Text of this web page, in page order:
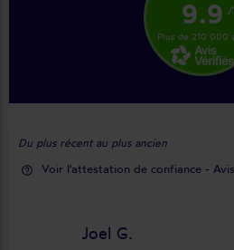
9.9 /
Plus de 210 000
Du plus récent au plus ancien
help_outline Voir l'attestation de confiance -
Joel G.